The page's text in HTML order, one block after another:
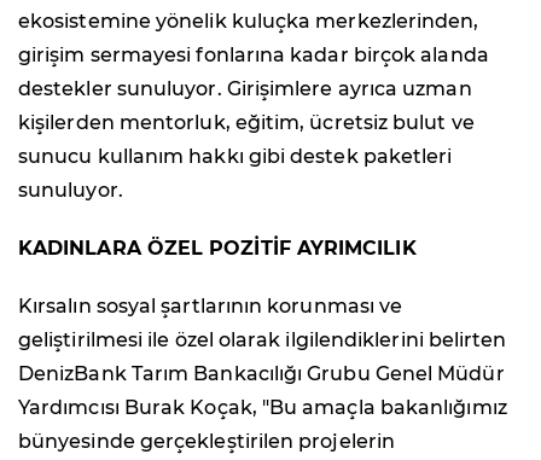
ekosistemine yönelik kuluçka merkezlerinden,
girişim sermayesi fonlarına kadar birçok alanda
destekler sunuluyor. Girişimlere ayrıca uzman
kişilerden mentorluk, eğitim, ücretsiz bulut ve
sunucu kullanım hakkı gibi destek paketleri
sunuluyor.
KADINLARA ÖZEL POZİTİF AYRIMCILIK
Kırsalın sosyal şartlarının korunması ve
geliştirilmesi ile özel olarak ilgilendiklerini belirten
DenizBank Tarım Bankacılığı Grubu Genel Müdür
Yardımcısı Burak Koçak, "Bu amaçla bakanlığımız
bünyesinde gerçekleştirilen projelerin